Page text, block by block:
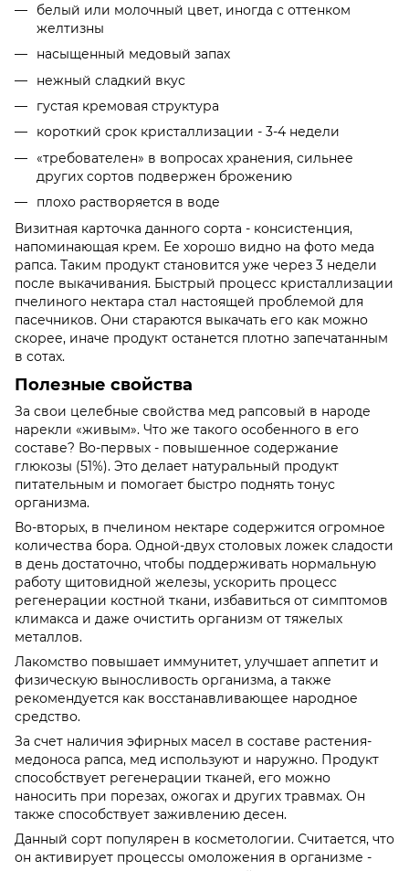
белый или молочный цвет, иногда с оттенком
желтизны
насыщенный медовый запах
нежный сладкий вкус
густая кремовая структура
короткий срок кристаллизации - 3-4 недели
«требователен» в вопросах хранения, сильнее
других сортов подвержен брожению
плохо растворяется в воде
Визитная карточка данного сорта - консистенция,
напоминающая крем. Ее хорошо видно на фото меда
рапса. Таким продукт становится уже через 3 недели
после выкачивания. Быстрый процесс кристаллизации
пчелиного нектара стал настоящей проблемой для
пасечников. Они стараются выкачать его как можно
скорее, иначе продукт останется плотно запечатанным
в сотах.
Полезные свойства
За свои целебные свойства мед рапсовый в народе
нарекли «живым». Что же такого особенного в его
составе? Во-первых - повышенное содержание
глюкозы (51%). Это делает натуральный продукт
питательным и помогает быстро поднять тонус
организма.
Во-вторых, в пчелином нектаре содержится огромное
количества бора. Одной-двух столовых ложек сладости
в день достаточно, чтобы поддерживать нормальную
работу щитовидной железы, ускорить процесс
регенерации костной ткани, избавиться от симптомов
климакса и даже очистить организм от тяжелых
металлов.
Лакомство повышает иммунитет, улучшает аппетит и
физическую выносливость организма, а также
рекомендуется как восстанавливающее народное
средство.
За счет наличия эфирных масел в составе растения-
медоноса рапса, мед используют и наружно. Продукт
способствует регенерации тканей, его можно
наносить при порезах, ожогах и других травмах. Он
также способствует заживлению десен.
Данный сорт популярен в косметологии. Считается, что
он активирует процессы омоложения в организме -